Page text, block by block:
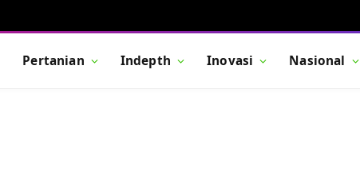
Pertanian Indepth Inovasi Nasional